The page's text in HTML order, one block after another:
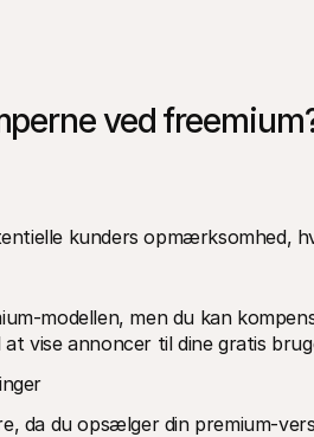
ved
kunders opmærksomhed,
modellen, men du kan
vise annoncer til dine gratis
da du opsælger din premium-